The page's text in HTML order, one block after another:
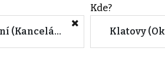
Komerční (Kanceláře)
Kde?